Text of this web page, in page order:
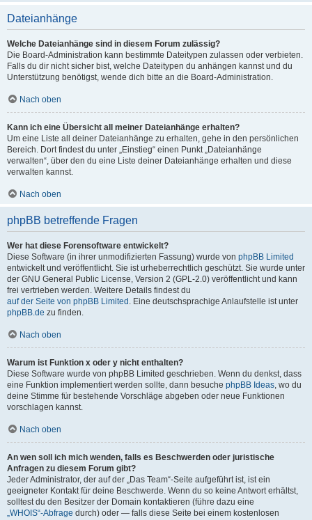
Dateianhänge
Welche Dateianhänge sind in diesem Forum zulässig?
Die Board-Administration kann bestimmte Dateitypen zulassen oder verbieten.
Falls du dir nicht sicher bist, welche Dateitypen du anhängen kannst und du
Unterstützung benötigst, wende dich bitte an die Board-Administration.
Nach oben
Kann ich eine Übersicht all meiner Dateianhänge erhalten?
Um eine Liste all deiner Dateianhänge zu erhalten, gehe in den persönlichen
Bereich. Dort findest du unter „Einstieg“ einen Punkt „Dateianhänge
verwalten“, über den du eine Liste deiner Dateianhänge erhalten und diese
verwalten kannst.
Nach oben
phpBB betreffende Fragen
Wer hat diese Forensoftware entwickelt?
Diese Software (in ihrer unmodifizierten Fassung) wurde von phpBB Limited
entwickelt und veröffentlicht. Sie ist urheberrechtlich geschützt. Sie wurde unter
der GNU General Public License, Version 2 (GPL-2.0) veröffentlicht und kann
frei vertrieben werden. Weitere Details findest du
auf der Seite von phpBB Limited . Eine deutschsprachige Anlaufstelle ist unter
phpBB.de zu finden.
Nach oben
Warum ist Funktion x oder y nicht enthalten?
Diese Software wurde von phpBB Limited geschrieben. Wenn du denkst, dass
eine Funktion implementiert werden sollte, dann besuche phpBB Ideas, wo du
deine Stimme für bestehende Vorschläge abgeben oder neue Funktionen
vorschlagen kannst.
Nach oben
An wen soll ich mich wenden, falls es Beschwerden oder juristische
Anfragen zu diesem Forum gibt?
Jeder Administrator, der auf der „Das Team“-Seite aufgeführt ist, ist ein
geeigneter Kontakt für deine Beschwerde. Wenn du so keine Antwort erhältst,
solltest du den Besitzer der Domain kontaktieren (führe dazu eine
„WHOIS“-Abfrage durch) oder — falls diese Seite bei einem kostenlosen